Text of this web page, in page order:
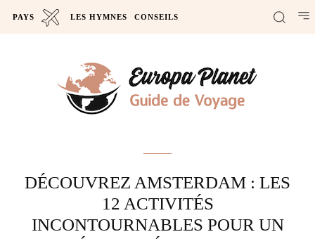
PAYS LES HYMNES CONSEILS
DÉCOUVREZ AMSTERDAM : LES
12 ACTIVITÉS
INCONTOURNABLES POUR UN